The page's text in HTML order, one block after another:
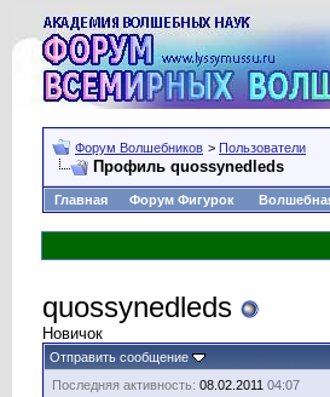
Форум Волшебников > Пользователи
Профиль quossynedleds
Главная Форум Фигурок
quossynedleds
Новичок
Отправить сообщение
Последняя активность: 08.02.2011 04:07